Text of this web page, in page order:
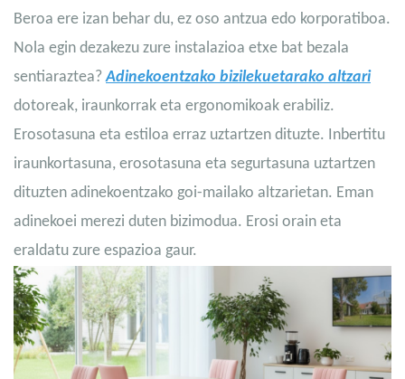
Beroa ere izan behar du, ez oso antzua edo korporatiboa.
Nola egin dezakezu zure instalazioa etxe bat bezala
sentiaraztea?Adinekoentzako bizilekuetarako altzari
dotoreak, iraunkorrak eta ergonomikoak erabiliz.
Erosotasuna eta estiloa erraz uztartzen dituzte. Inbertitu
iraunkortasuna, erosotasuna eta segurtasuna uztartzen
dituzten adinekoentzako goi-mailako altzarietan. Eman
adinekoei merezi duten bizimodua. Erosi orain eta
eraldatu zure espazioa gaur.